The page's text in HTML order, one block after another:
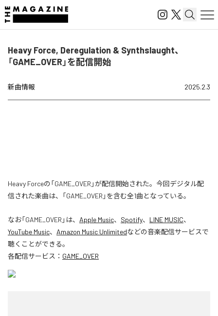
Heavy Force, Deregulation & Synthslaught、
「GAME_OVER」を配信開始
新曲情報 2025.2.3
Heavy Forceの「GAME_OVER」が配信開始された。今回デジタル配
信された楽曲は、「GAME_OVER」を含む全1曲となっている。
なお「GAME_OVER 」は、 Apple Music、 Spotify、 LINE MUSIC、
YouTube Music、 Amazon Music Unlimitedなどの音楽配信サービスで
聴くことができる。
各配信サービス： GAME_OVER